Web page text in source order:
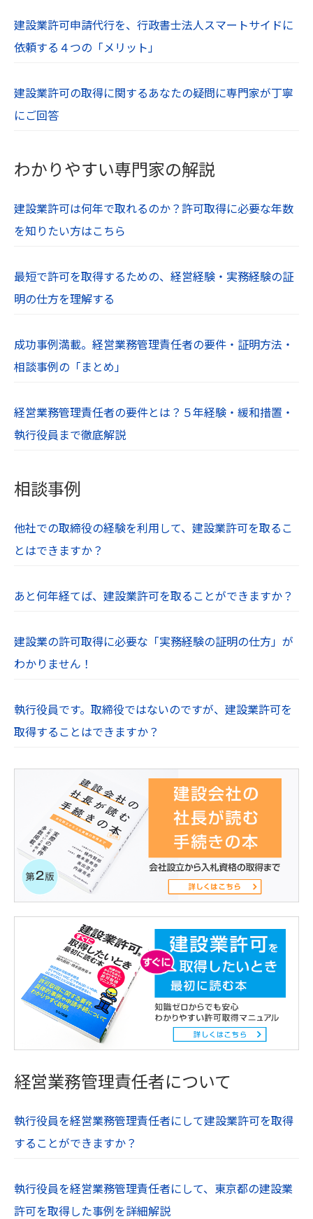
の責任を負わないものとします。
当社は、利用者が当社Webサイトを利用したこと
与えた損害に関して、一切の責任を負わないもの
とします。
当社Webサイト内の文章や画像、すべてのコンテ
ンツは著作権・肖像権等により保護されていま
建設業許可申請代行を、行政書士法人スマートサイドに
依頼する４つの「メリット」
建設業許可の取得に関するあなたの疑問に専門家が丁寧
にご回答
わかりやすい専門家の解説
建設業許可は何年で取れるのか？許可取得に必要な年数
を知りたい方はこちら
最短で許可を取得するための、経営経験・実務経験の証
明の仕方を理解する
成功事例満載。経営業務管理責任者の要件・証明方法・
相談事例の「まとめ」
経営業務管理責任者の要件とは？５年経験・緩和措置・
執行役員まで徹底解説
相談事例
他社での取締役の経験を利用して、建設業許可を取るこ
とはできますか？
あと何年経てば、建設業許可を取ることができますか？
建設業の許可取得に必要な「実務経験の証明の仕方」が
わかりません！
執行役員です。取締役ではないのですが、建設業許可を
取得することはできますか？
経営業務管理責任者について
執行役員を経営業務管理責任者にして建設業許可を取得
することができますか？
執行役員を経営業務管理責任者にして、東京都の建設業
許可を取得した事例を詳細解説